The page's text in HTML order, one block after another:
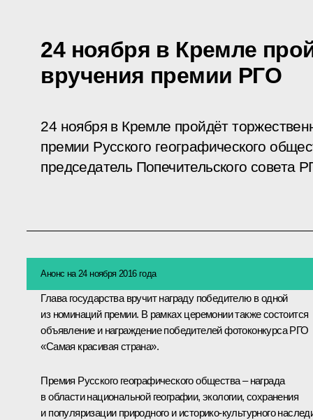
24 ноября в Кремле
вручения премии РГО
24 ноября в Кремле пройдёт
премии Русского географического
председатель Попечительского совета
Анонс на 24 ноября 2016 года
Глава государства вручит награду победителю в одной
из номинаций премии. В рамках церемонии также состоится
объявление и награждение победителей фотоконкурса РГО
«Самая красивая страна».
Премия Русского географического общества – награда
в области национальной географии, экологии, сохранения
и популяризации природного и историко-культурного